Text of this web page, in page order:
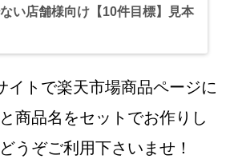
い店舗様向け【10件目標】見本
イトで楽天市場商品ページに
商品名をセットでお作りし
うぞご利用下さいませ！